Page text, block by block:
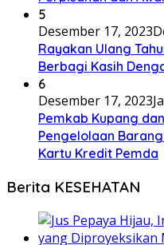
5
Desember 17, 2023
Rayakan Ulang
Berbagi Kasih
6
Desember 17, 2023
Pemkab Kupang
Pengelolaan
Kartu Kredit Pemda
Berita KESEHATAN